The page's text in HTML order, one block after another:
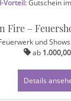
Vorteil:Gutschein
Fire –
und Shows
ab
Details